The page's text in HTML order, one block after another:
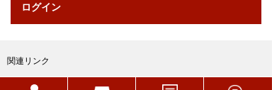
ログイン
関連リンク